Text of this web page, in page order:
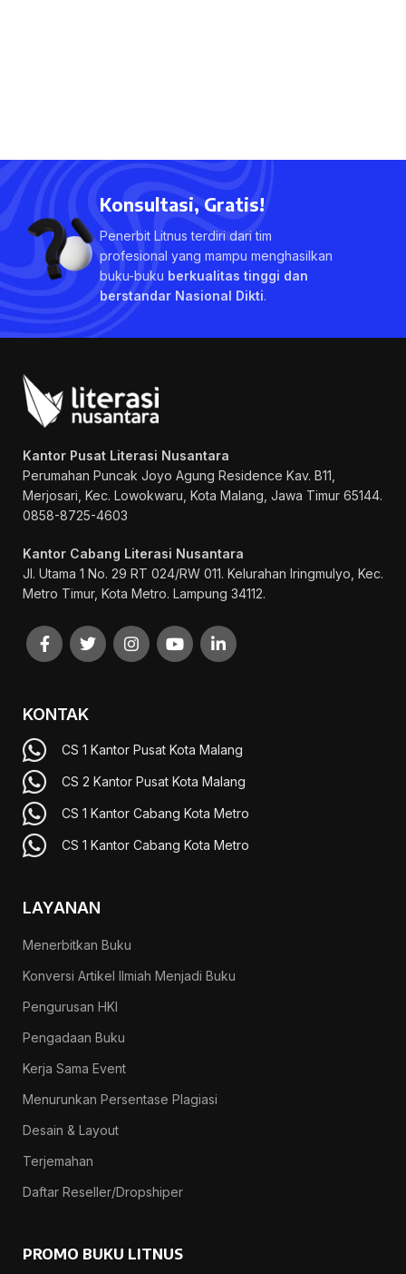
Konsultasi, Gratis!
Penerbit Litnus terdiri dari tim
profesional yang mampu menghasilkan
buku-buku berkualitas tinggi dan
berstandar Nasional Dikti.
Kantor Pusat Literasi Nusantara
Perumahan Puncak Joyo Agung Residence Kav. B11,
Merjosari, Kec. Lowokwaru, Kota Malang, Jawa Timur 65144.
0858-8725-4603
Kantor Cabang Literasi Nusantara
Jl. Utama 1 No. 29 RT 024/RW 011. Kelurahan Iringmulyo, Kec.
Metro Timur, Kota Metro. Lampung 34112.
KONTAK
CS 1 Kantor Pusat Kota Malang
CS 2 Kantor Pusat Kota Malang
CS 1 Kantor Cabang Kota Metro
CS 1 Kantor Cabang Kota Metro
LAYANAN
Menerbitkan Buku
Konversi Artikel Ilmiah Menjadi Buku
Pengurusan HKI
Pengadaan Buku
Kerja Sama Event
Menurunkan Persentase Plagiasi
Desain & Layout
Terjemahan
Daftar Reseller/Dropshiper
PROMO BUKU LITNUS